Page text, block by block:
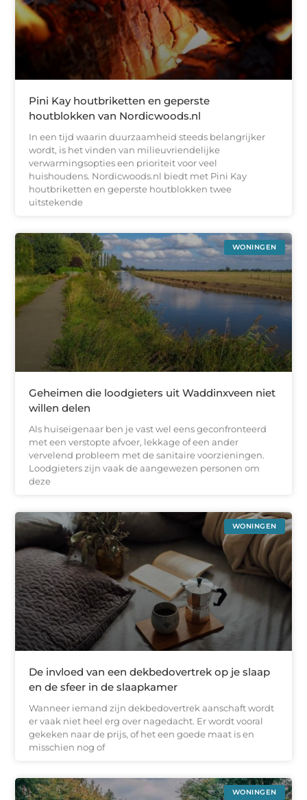
Pini Kay houtbriketten en geperste
houtblokken van Nordicwoods.nl
In een tijd waarin duurzaamheid steeds belangrijker
wordt, is het vinden van milieuvriendelijke
verwarmingsopties een prioriteit voor veel
huishoudens. Nordicwoods.nl biedt met Pini Kay
houtbriketten en geperste houtblokken twee
uitstekende
WONINGEN
Geheimen die loodgieters uit Waddinxveen niet
willen delen
Als huiseigenaar ben je vast wel eens geconfronteerd
met een verstopte afvoer, lekkage of een ander
vervelend probleem met de sanitaire voorzieningen.
Loodgieters zijn vaak de aangewezen personen om
deze
WONINGEN
De invloed van een dekbedovertrek op je slaap
en de sfeer in de slaapkamer
Wanneer iemand zijn dekbedovertrek aanschaft wordt
er vaak niet heel erg over nagedacht. Er wordt vooral
gekeken naar de prijs, of het een goede maat is en
misschien nog of
WONINGEN